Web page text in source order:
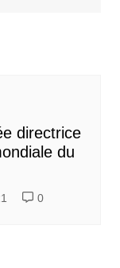
directrice
du
0